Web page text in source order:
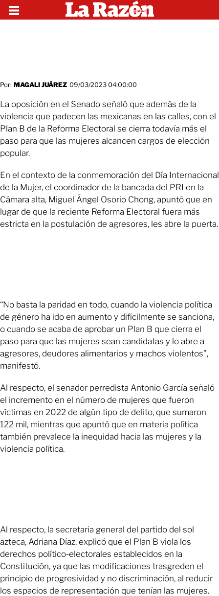
Por: MAGALI JUÁREZ 09/03/2023 04:00:00
La oposición en el Senado señaló que además de la
violencia que padecen las mexicanas en las calles, con el
Plan B de la Reforma Electoral se cierra todavía más el
paso para que las mujeres alcancen cargos de elección
popular.
En el contexto de la conmemoración del Día Internacional
de la Mujer, el coordinador de la bancada del PRI en la
Cámara alta, Miguel Ángel Osorio Chong, apuntó que en
lugar de que la reciente Reforma Electoral fuera más
estricta en la postulación de agresores, les abre la puerta.
“No basta la paridad en todo, cuando la violencia política
de género ha ido en aumento y difícilmente se sanciona,
o cuando se acaba de aprobar un Plan B que cierra el
paso para que las mujeres sean candidatas y lo abre a
agresores, deudores alimentarios y machos violentos”,
manifestó.
Al respecto, el senador perredista Antonio García señaló
el incremento en el número de mujeres que fueron
víctimas en 2022 de algún tipo de delito, que sumaron
122 mil, mientras que apuntó que en materia política
también prevalece la inequidad hacia las mujeres y la
violencia política.
Al respecto, la secretaria general del partido del sol
azteca, Adriana Díaz, explicó que el Plan B viola los
derechos político-electorales establecidos en la
Constitución, ya que las modificaciones trasgreden el
principio de progresividad y no discriminación, al reducir
los espacios de representación que tenían las mujeres.